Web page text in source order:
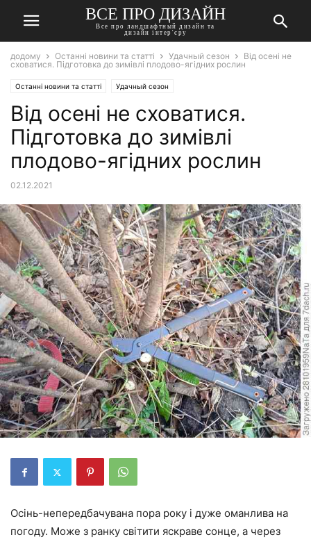
ВСЕ ПРО ДИЗАЙН
Все про ландшафтный дизайн та
дизайн інтер'єру
додому Останні новини та статті Удачный сезон
Від осені не
сховатися. Підготовка до зимівлі плодово-ягідних рослин
Останні новини та статті Удачный сезон
Від осені не сховатися.
Підготовка до зимівлі
плодово-ягідних рослин
02.12.2021
Осінь-непередбачувана пора року і дуже оманлива на
погоду. Може з ранку світити яскраве сонце, а через